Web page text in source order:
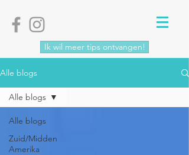
Ik wil meer tips ontvangen!
Alle blogs
Alle blogs
Zuid/Midden
Amerika
Alle blogs